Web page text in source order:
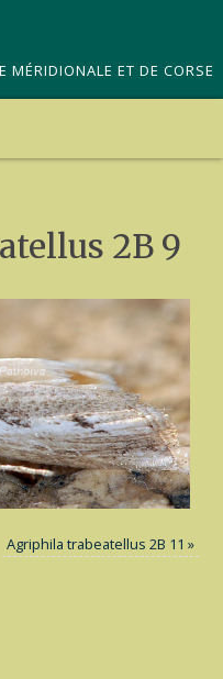
MÉRIDIONALE ET DE CORSE
2B 9
Agriphila trabeatellus 2B 11 »